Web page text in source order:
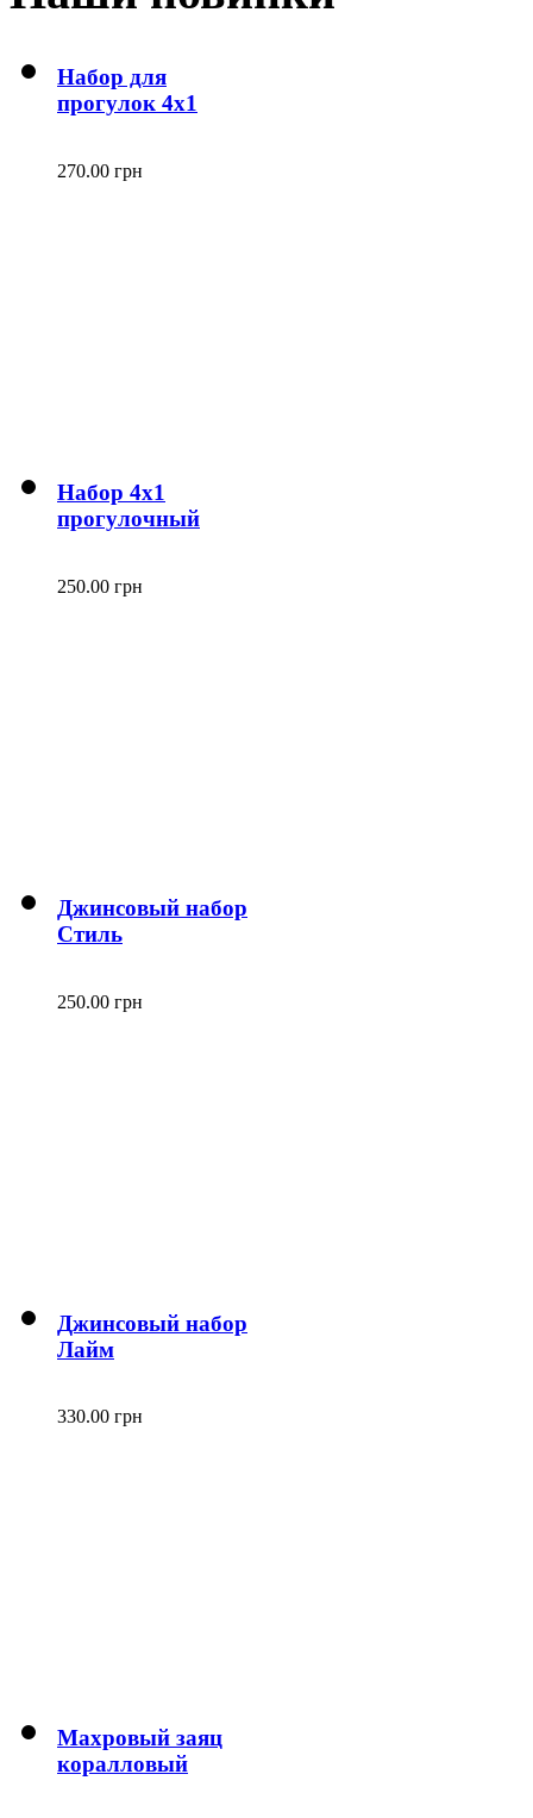
Набор для
прогулок 4х1
270.00 грн
Набор 4х1
прогулочный
250.00 грн
Джинсовый набор
Стиль
250.00 грн
Джинсовый набор
Лайм
330.00 грн
Махровый заяц
коралловый